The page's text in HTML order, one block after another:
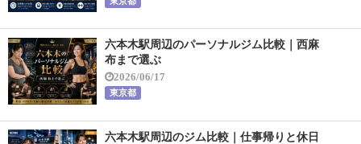
六本木駅周辺のパーソナルジム比較｜西麻
布まで選ぶ
2026/06/17
東京都
六本木駅周辺のジム比較｜仕事帰りと休日